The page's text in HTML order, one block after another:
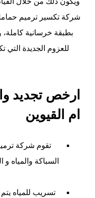
شركة تكسير ترميم
بطبقة خرسانية كاملة،
للعزوم الجديدة التي
ارخص تجديد
ام القيوين
تقوم شركة
السباكة والمياه
تسريب للمياه